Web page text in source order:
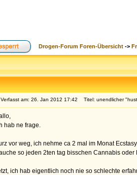
Drogen-Forum Foren-Übersicht ->
Verfasst am: 26. Jan 2012 17:42 Titel: unendlicher
hab ne frage.
vor weg, ich nehme ca 2 mal im Monat
so jeden 2ten tag bisschen Cannabis oder
ich hab eigentlich noch nie so schlechte